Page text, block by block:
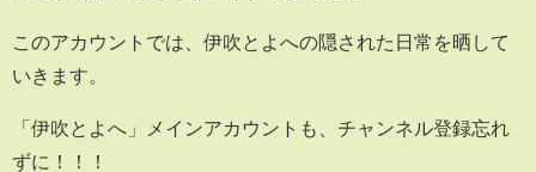
このアカウントでは、伊吹とよへの隠された日常を晒して
いきます。
「伊吹とよへ」メインアカウントも、チャンネル登録忘れ
ずに！！！